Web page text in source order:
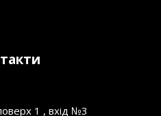
1 , вхід №3